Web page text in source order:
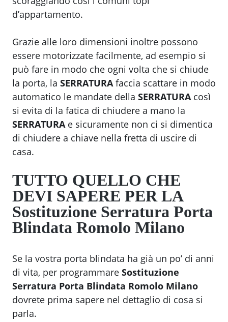
d’appartamento.
Grazie alle loro dimensioni inoltre possono
essere motorizzate facilmente, ad esempio si
può fare in modo che ogni volta che si chiude
la porta, la SERRATURAfaccia scattare in modo
automatico le mandate della SERRATURAcosì
si evita di la fatica di chiudere a mano la
SERRATURAe sicuramente non ci si dimentica
di chiudere a chiave nella fretta di uscire di
casa.
TUTTO QUELLO CHE
DEVI SAPERE PER LA
Sostituzione Serratura Porta
Blindata Romolo Milano
Se la vostra porta blindata ha già un po’ di anni
di vita, per programmare Sostituzione
Serratura Porta Blindata Romolo Milano
dovrete prima sapere nel dettaglio di cosa si
parla.